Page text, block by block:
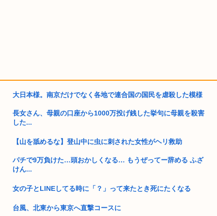
大日本様。南京だけでなく各地で連合国の国民を虐殺した模様
長女さん、母親の口座から1000万投げ銭した挙句に母親を殺害
した...
【山を舐めるな】登山中に虫に刺された女性がヘリ救助
パチで9万負けた…頭おかしくなる… もうぜってー辞める ふざ
けん...
女の子とLINEしてる時に「？」って来たとき死にたくなる
台風、北東から東京へ直撃コースに